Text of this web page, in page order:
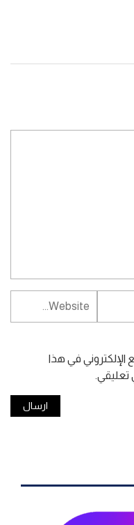
الإلكتروني في هذا
تعليقي.